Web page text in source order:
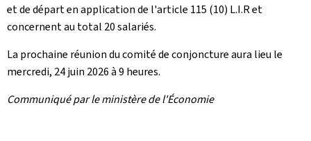
et de départ en application de l'article 115 (10) L.I.R et
concernent au total 20 salariés.
La prochaine réunion du comité de conjoncture aura lieu le
mercredi, 24 juin 2026 à 9 heures.
Communiqué par le ministère de l'Économie